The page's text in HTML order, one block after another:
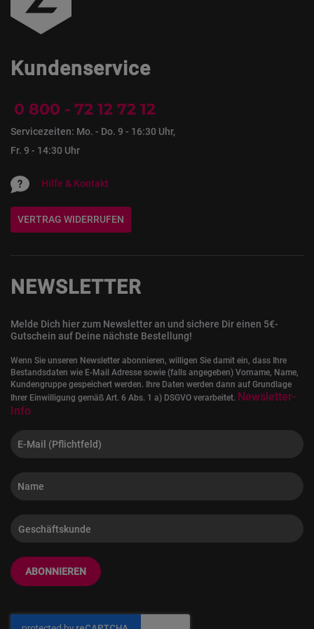
Kundenservice
0 800 - 72 12 72 12
Servicezeiten: Mo. - Do. 9 - 16:30 Uhr,
Fr. 9 - 14:30 Uhr
Hilfe & Kontakt
VERTRAG WIDERRUFEN
NEWSLETTER
Melde Dich hier zum Newsletter an und sichere Dir einen 5€-
Gutschein auf Deine nächste Bestellung!
Wenn Sie unseren Newsletter abonnieren, willigen Sie damit ein, dass Ihre
Bestandsdaten wie E-Mail Adresse sowie (falls angegeben) Vorname, Name,
Kundengruppe gespeichert werden. Ihre Daten werden dann auf Grundlage
Ihrer Einwilligung gemäß Art. 6 Abs. 1 a) DSGVO verarbeitet. Newsletter-
Info
ABONNIEREN